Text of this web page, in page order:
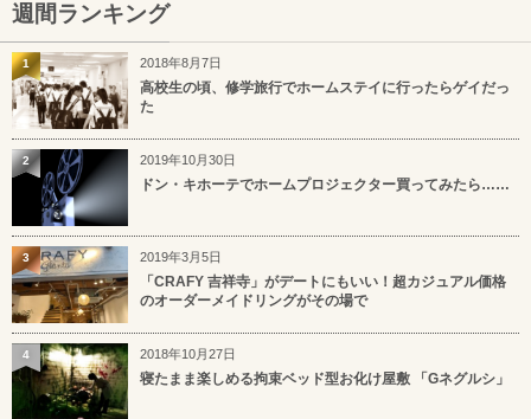
週間ランキング
2018年8月7日
高校生の頃、修学旅行でホームステイに行ったらゲイだっ
た
1
2019年10月30日
ドン・キホーテでホームプロジェクター買ってみたら……
2
2019年3月5日
「CRAFY 吉祥寺」がデートにもいい！超カジュアル価格
のオーダーメイドリングがその場で
3
2018年10月27日
寝たまま楽しめる拘束ベッド型お化け屋敷 「Gネグルシ」
4